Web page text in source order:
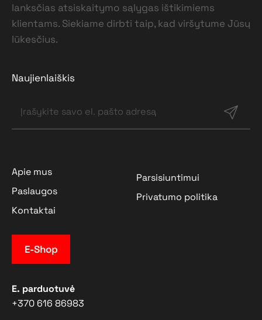
lanksčias atsiskaitymo sąlygas ištikimiems
klientams. Siekiame dirbti taip, kad viršytume Jūsų
lūkesčius.
Naujienlaiškis
Apie mus
Paslaugos
Kontaktai
Parsisiuntimui
Privatumo politika
E-Shop
E. parduotuvė
+370 616 86983